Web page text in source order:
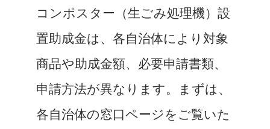
コンポスター（生ごみ処理機）設
置助成金は、各自治体により対象
商品や助成金額、必要申請書類、
申請方法が異なります。まずは、
各自治体の窓口ページをご覧いた